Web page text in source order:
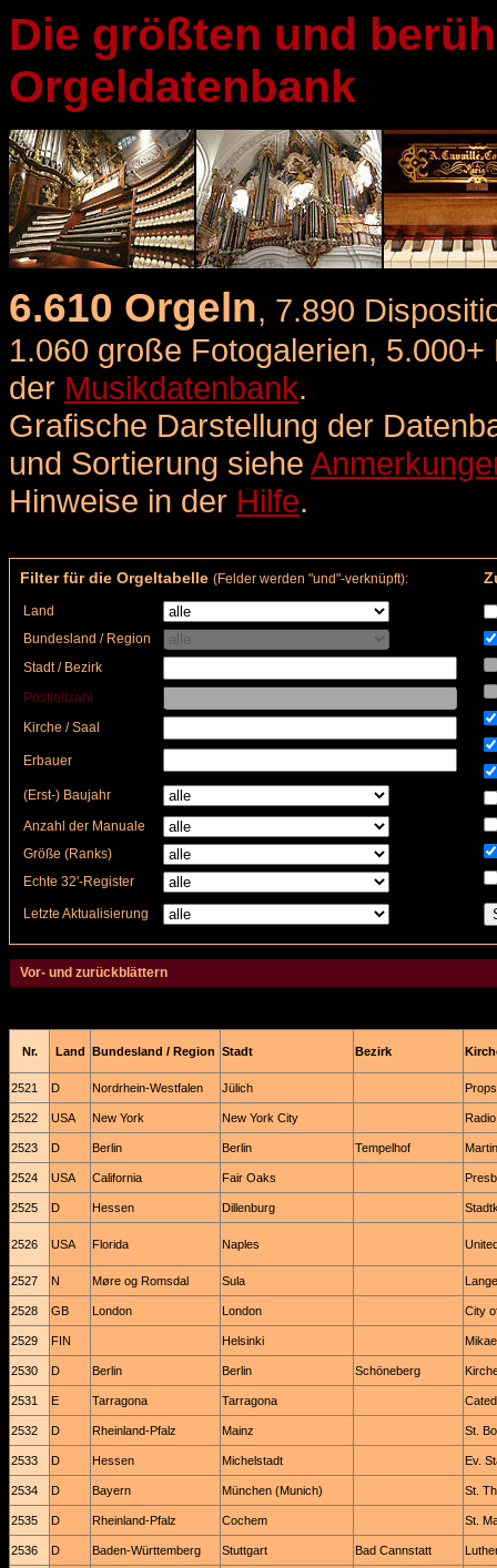
Die größten und
Orgeldatenbank
6.610 Orgeln, 7.890
1.060 große Fotogalerien,
der Musikdatenbank.
Grafische Darstellung der
und Sortierung siehe
Hinweise in der Hilfe.
Filter für die Orgeltabelle (Felder werden "und"-verknüpft):
Land
Bundesland / Region
Stadt / Bezirk
Postleitzahl
Kirche / Saal
Erbauer
(Erst-) Baujahr
Anzahl der Manuale
Größe (Ranks)
Echte 32'-Register
Letzte Aktualisierung
Vor- und zurückblättern
Nr. Land Bundesland / Region Stadt Bezirk
2521 D Nordrhein-Westfalen Jülich
2522 USA New York New York City
2523 D Berlin Berlin Tempelhof
2524 USA California Fair Oaks
2525 D Hessen Dillenburg
2526 USA Florida Naples
2527 N Møre og Romsdal Sula
2528 GB London London City
2529 FIN Helsinki
2530 D Berlin Berlin Schöneberg
2531 E Tarragona Tarragona
2532 D Rheinland-Pfalz Mainz St.
2533 D Hessen Michelstadt Ev.
2534 D Bayern München (Munich) St.
2535 D Rheinland-Pfalz Cochem St.
2536 D Baden-Württemberg Stuttgart Bad Cannstatt